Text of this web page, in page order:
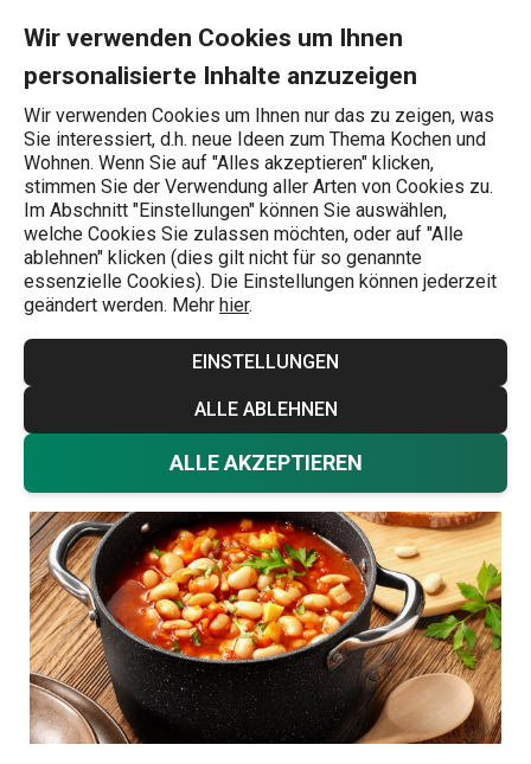
Wir verwenden Cookies um Ihnen
personalisierte Inhalte anzuzeigen
Wir verwenden Cookies um Ihnen nur das zu zeigen, was
Sie interessiert, d.h. neue Ideen zum Thema Kochen und
Wohnen. Wenn Sie auf "Alles akzeptieren" klicken,
stimmen Sie der Verwendung aller Arten von Cookies zu.
Im Abschnitt "Einstellungen" können Sie auswählen,
welche Cookies Sie zulassen möchten, oder auf "Alle
ablehnen" klicken (dies gilt nicht für so genannte
essenzielle Cookies). Die Einstellungen können jederzeit
geändert werden. Mehr hier.
EINSTELLUNGEN
ALLE ABLEHNEN
ALLE AKZEPTIEREN
Wonach suchen Sie?
Suppen
Serbischer
Bohneneintopf
Pasulj
Rezepte